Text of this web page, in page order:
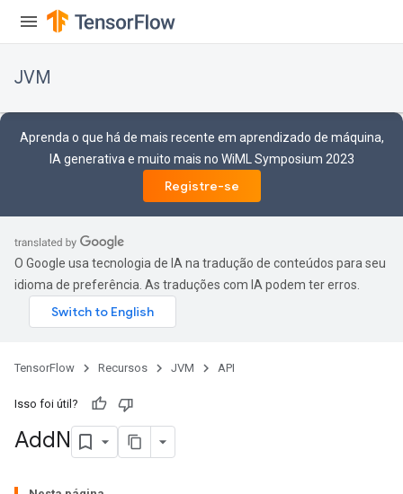
JVM
Aprenda o que há de mais recente em aprendizado de máquina,
IA generativa e muito mais no WiML Symposium 2023
Registre-se
O Google usa tecnologia de IA na tradução de conteúdos para seu
idioma de preferência. As traduções com IA podem ter erros.
TensorFlow Recursos JVM API
Isso foi útil?
AddN